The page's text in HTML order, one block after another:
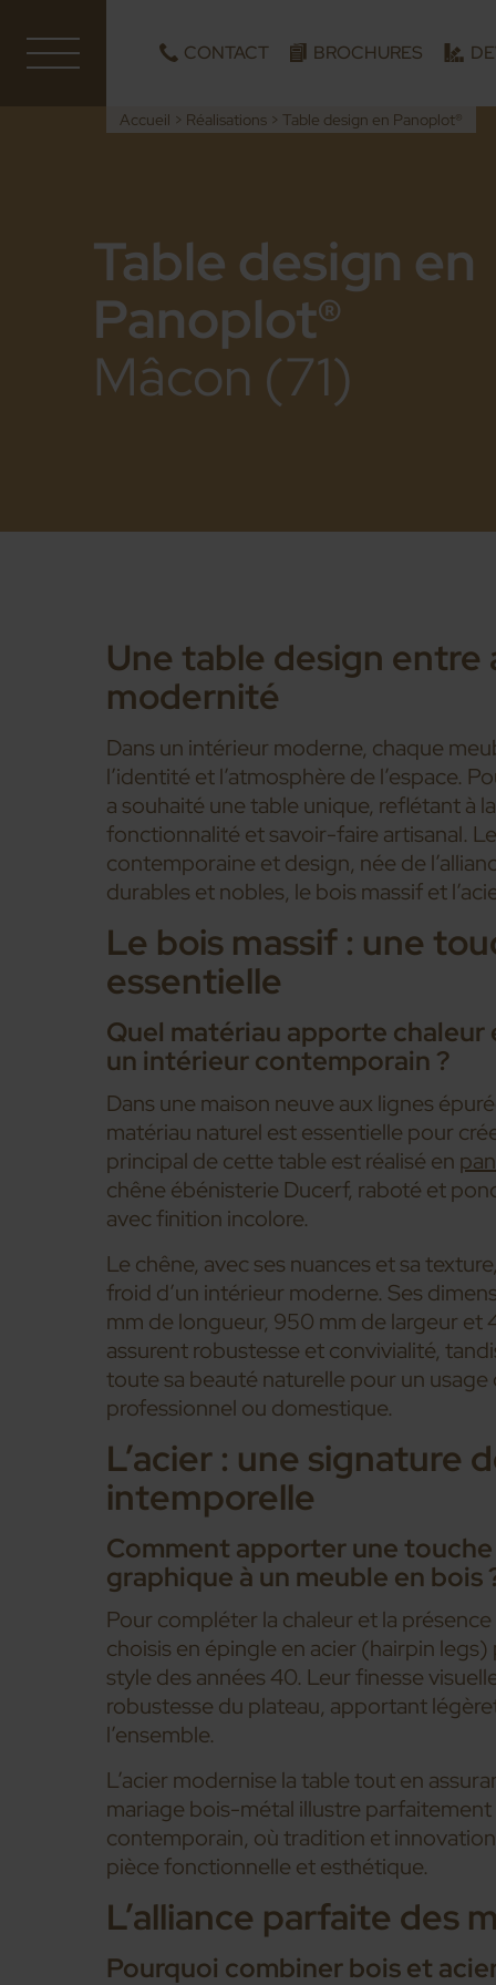
CONTACT BROCHURES
Accueil > Réalisations > Table design en Panoplot®
Table design en
Panoplot®
Mâcon (71)
Une table design
modernité
Dans un intérieur moderne, chaque
l’identité et l’atmosphère de l’espace.
a souhaité une table unique, reflétant à
fonctionnalité et savoir-faire artisanal.
contemporaine et design, née de
durables et nobles, le bois massif et
Le bois massif : une
essentielle
Quel matériau apporte
un intérieur contemporain ?
Dans une maison neuve aux lignes
matériau naturel est essentielle pour
principal de cette table est réalisé en
chêne ébénisterie Ducerf, raboté et
avec finition incolore.
Le chêne, avec ses nuances et sa
froid d’un intérieur moderne. Ses
mm de longueur, 950 mm de largeur et
assurent robustesse et convivialité,
toute sa beauté naturelle pour un
professionnel ou domestique.
L’acier : une signature
intemporelle
Comment apporter une
graphique à un meuble en bois
Pour compléter la chaleur et la
choisis en épingle en acier (hairpin legs)
style des années 40. Leur finesse
robustesse du plateau, apportant
l’ensemble.
L’acier modernise la table tout en
mariage bois-métal illustre
contemporain, où tradition et
pièce fonctionnelle et esthétique.
L’alliance parfaite des
Pourquoi combiner bois et